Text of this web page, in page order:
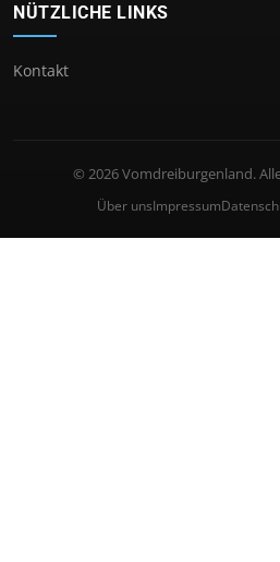
NÜTZLICHE LINKS
Kontakt
© 2026 Vomdreiburgenland.
Über unsImpressum